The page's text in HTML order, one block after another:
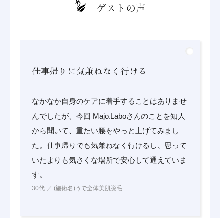
ゲストの声
仕事帰りに気兼ねなく行ける
なかなか自身のケアに着手することはありませ
んでしたが、今回 Majo.Laboさんのことを知人
から聞いて、重たい腰をやっと上げてみまし
た。仕事帰りでも気兼ねなく行けるし、思って
いたよりも気さくな場所で安心して通えていま
す。
30代 ／ (施術名)うで全体美肌脱毛